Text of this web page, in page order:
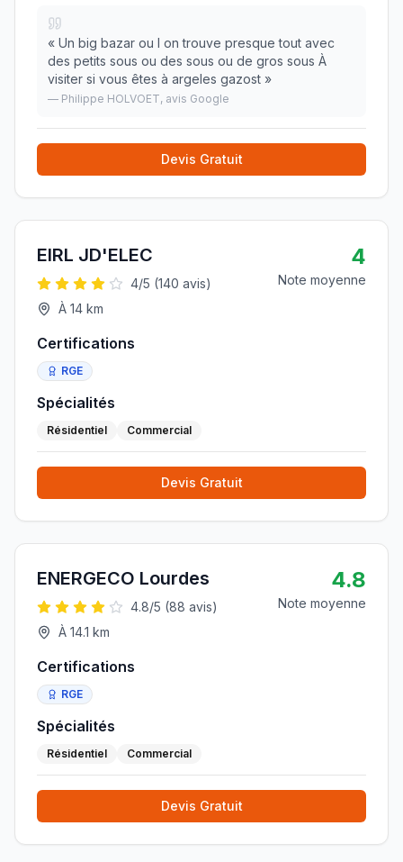
« Un big bazar ou l on trouve presque tout avec
des petits sous ou des sous ou de gros sous À
visiter si vous êtes à argeles gazost »
— Philippe HOLVOET, avis Google
Devis Gratuit
EIRL JD'ELEC
4/5 (140 avis)
À 14 km
4
Note moyenne
Certifications
RGE
Spécialités
Résidentiel Commercial
Devis Gratuit
ENERGECO Lourdes
4.8/5 (88 avis)
À 14.1 km
4.8
Note moyenne
Certifications
RGE
Spécialités
Résidentiel Commercial
Devis Gratuit